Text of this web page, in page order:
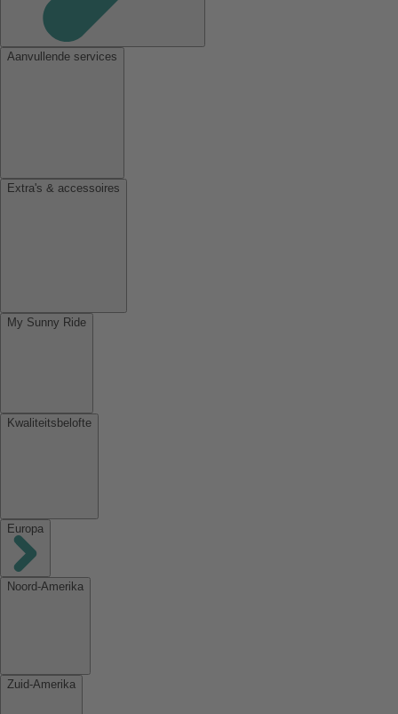
Aanvullende services
Extra's & accessoires
My Sunny Ride
Kwaliteitsbelofte
Europa
Noord-Amerika
Zuid-Amerika